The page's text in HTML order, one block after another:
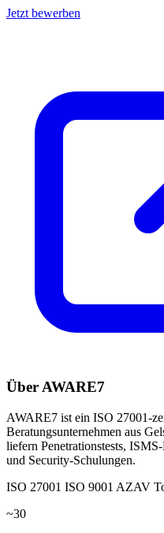
Jetzt bewerben
Über AWARE7
AWARE7 ist ein ISO 27001-
Beratungsunternehmen aus
liefern Penetrationstests,
und Security-Schulungen.
ISO 27001 ISO 9001 AZAV
~30